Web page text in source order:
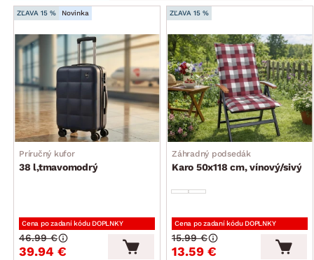
ZĽAVA 15 % Novinka
Príručný kufor
38 l,tmavomodrý
Cena po zadaní kódu DOPLNKY
39.94 €
46.99 €
ZĽAVA 15 %
Záhradný podsedák
Karo 50x118 cm, vínový/sivý
Cena po zadaní kódu DOPLNKY
13.59 €
15.99 €